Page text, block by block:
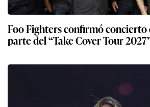
Foo Fighters confirmó concierto
parte del “Take Cover Tour